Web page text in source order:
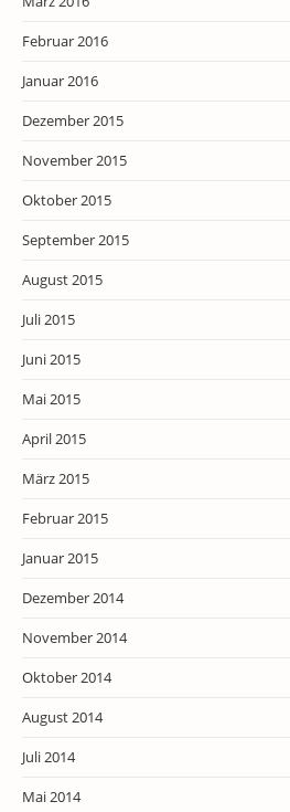
Februar 2016
Januar 2016
Dezember 2015
November 2015
Oktober 2015
September 2015
August 2015
Juli 2015
Juni 2015
Mai 2015
April 2015
März 2015
Februar 2015
Januar 2015
Dezember 2014
November 2014
Oktober 2014
August 2014
Juli 2014
Mai 2014